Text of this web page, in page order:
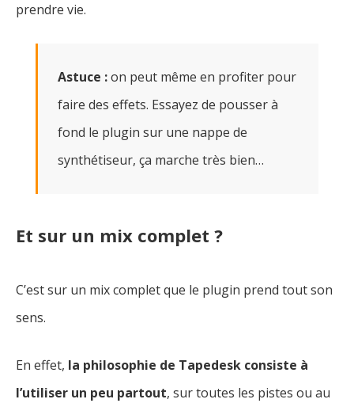
prendre vie.
Astuce :on peut même en profiter pour
faire des effets. Essayez de pousser à
fond le plugin sur une nappe de
synthétiseur, ça marche très bien…
Et sur un mix complet ?
C’est sur un mix complet que le plugin prend tout son
sens.
En effet, la philosophie de Tapedesk consiste à
l’utiliser un peu partout, sur toutes les pistes ou au